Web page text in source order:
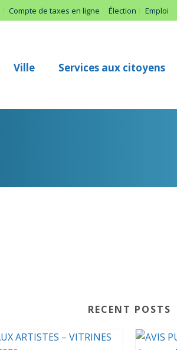
Compte de taxes en ligne Élection Emploi
Ville Services aux citoyens
RECENT POSTS